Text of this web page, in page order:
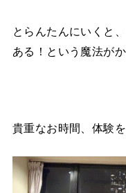
とらんたんにいくと
ある！という魔法がか
貴重なお時間、体験